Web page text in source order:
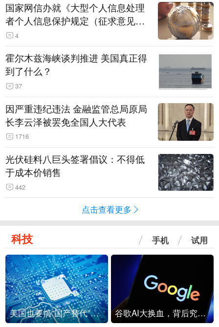
国家网信办就《大型个人信息处理
者个人信息保护规定（征求意见
稿）》公开征求意见
4
霍尔木兹海峡谈判推进 美国真正得
到了什么？
37
因严重违纪违法 金融监管总局原局
长李云泽被罢免全国人大代表
1716
光伏硅料八巨头签署倡议：不得低
于成本价销售
442
点击查看更多
科技 手机 试用
美国也要搞“国产替代”？先算清三笔账 谷歌AI大换血，背后究竟发生了什么？